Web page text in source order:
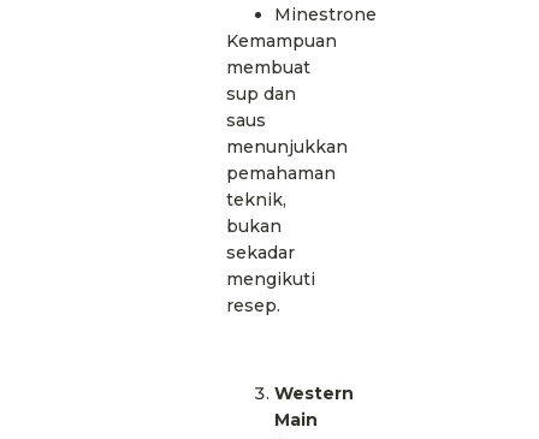
Minestrone
Kemampuan
membuat
sup dan
saus
menunjukkan
pemahaman
teknik,
bukan
sekadar
mengikuti
resep.
Western
Main